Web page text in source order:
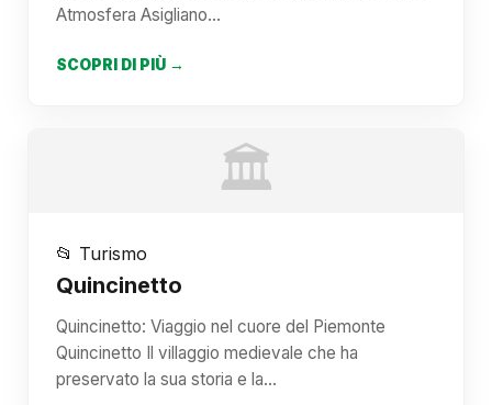
Atmosfera Asigliano…
SCOPRI DI PIÙ →
🏛️
📂 Turismo
Quincinetto
Quincinetto: Viaggio nel cuore del Piemonte
Quincinetto Il villaggio medievale che ha
preservato la sua storia e la…